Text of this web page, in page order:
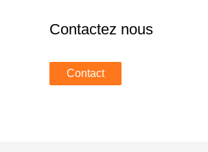
Contactez nous
Contact